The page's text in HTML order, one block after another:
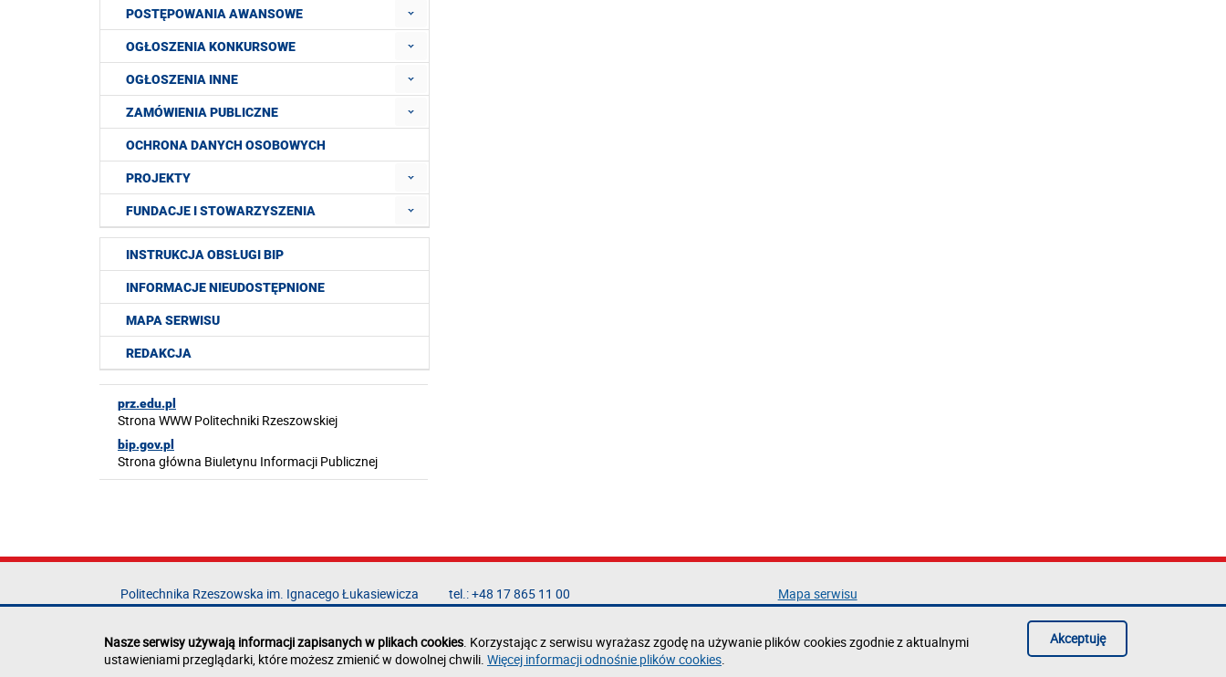
POSTĘPOWANIA AWANSOWE
OGŁOSZENIA KONKURSOWE
OGŁOSZENIA INNE
ZAMÓWIENIA PUBLICZNE
OCHRONA DANYCH OSOBOWYCH
PROJEKTY
FUNDACJE I STOWARZYSZENIA
INSTRUKCJA OBSŁUGI BIP
INFORMACJE NIEUDOSTĘPNIONE
MAPA SERWISU
REDAKCJA
prz.edu.pl
Strona WWW Politechniki Rzeszowskiej
bip.gov.pl
Strona główna Biuletynu Informacji Publicznej
Politechnika Rzeszowska im. Ignacego Łukasiewicza
al. Powstańców Warszawy 12
tel.: +48 17 865 11 00
fax: +48 17 854 12 60
Mapa serwisu
Deklaracja dostępności
Zgłoś błąd na stronie
Nasze serwisy używają informacji zapisanych w plikach cookies. Korzystając z serwisu wyrażasz zgodę na używanie plików cookies zgodnie z aktualnymi
ustawieniami przeglądarki, które możesz zmienić w dowolnej chwili. Więcej informacji odnośnie plików cookies.
Akceptuję